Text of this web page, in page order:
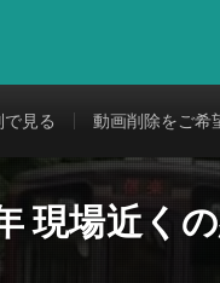
見る 動画削除をご希
現場近く